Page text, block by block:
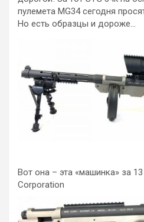
пулемета MG34 сегодня
Но есть образцы и дороже…
Вот она – эта «машинка» за
Corporation